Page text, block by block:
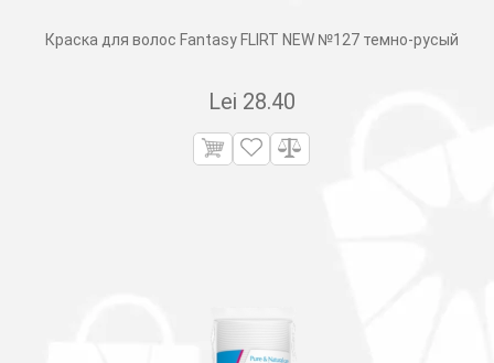
Краска для волос Fantasy FLIRT NEW №127 темно-русый
Lei 28.40